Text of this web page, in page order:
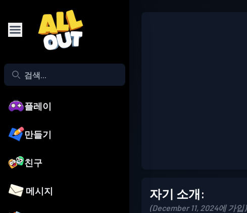
플레이
만들기
친구
메시지 자기 소개:
(December 11, 2024에 가입)